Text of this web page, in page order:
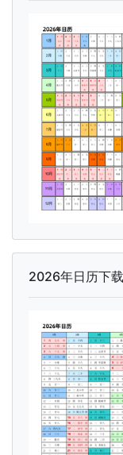
2026年日历下